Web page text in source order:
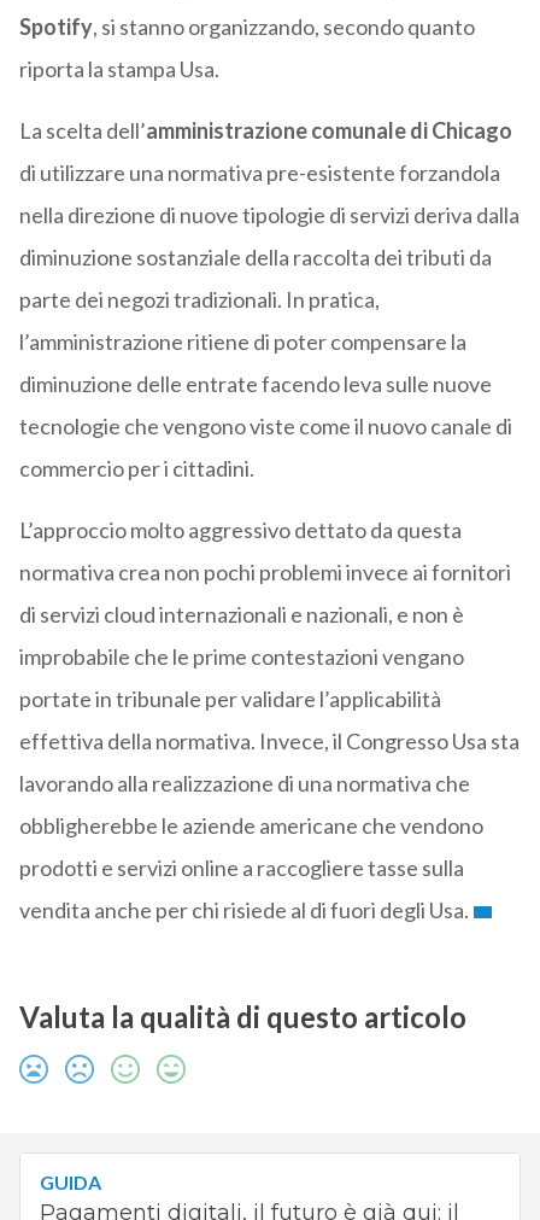
Spotify, si stanno organizzando, secondo quanto
riporta la stampa Usa.
La scelta dell’amministrazione comunale di Chicago
di utilizzare una normativa pre-esistente forzandola
nella direzione di nuove tipologie di servizi deriva dalla
diminuzione sostanziale della raccolta dei tributi da
parte dei negozi tradizionali. In pratica,
l’amministrazione ritiene di poter compensare la
diminuzione delle entrate facendo leva sulle nuove
tecnologie che vengono viste come il nuovo canale di
commercio per i cittadini.
L’approccio molto aggressivo dettato da questa
normativa crea non pochi problemi invece ai fornitori
di servizi cloud internazionali e nazionali, e non è
improbabile che le prime contestazioni vengano
portate in tribunale per validare l’applicabilità
effettiva della normativa. Invece, il Congresso Usa sta
lavorando alla realizzazione di una normativa che
obbligherebbe le aziende americane che vendono
prodotti e servizi online a raccogliere tasse sulla
vendita anche per chi risiede al di fuori degli Usa.
Valuta la qualità di questo articolo
GUIDA
Pagamenti digitali, il futuro è già qui: il